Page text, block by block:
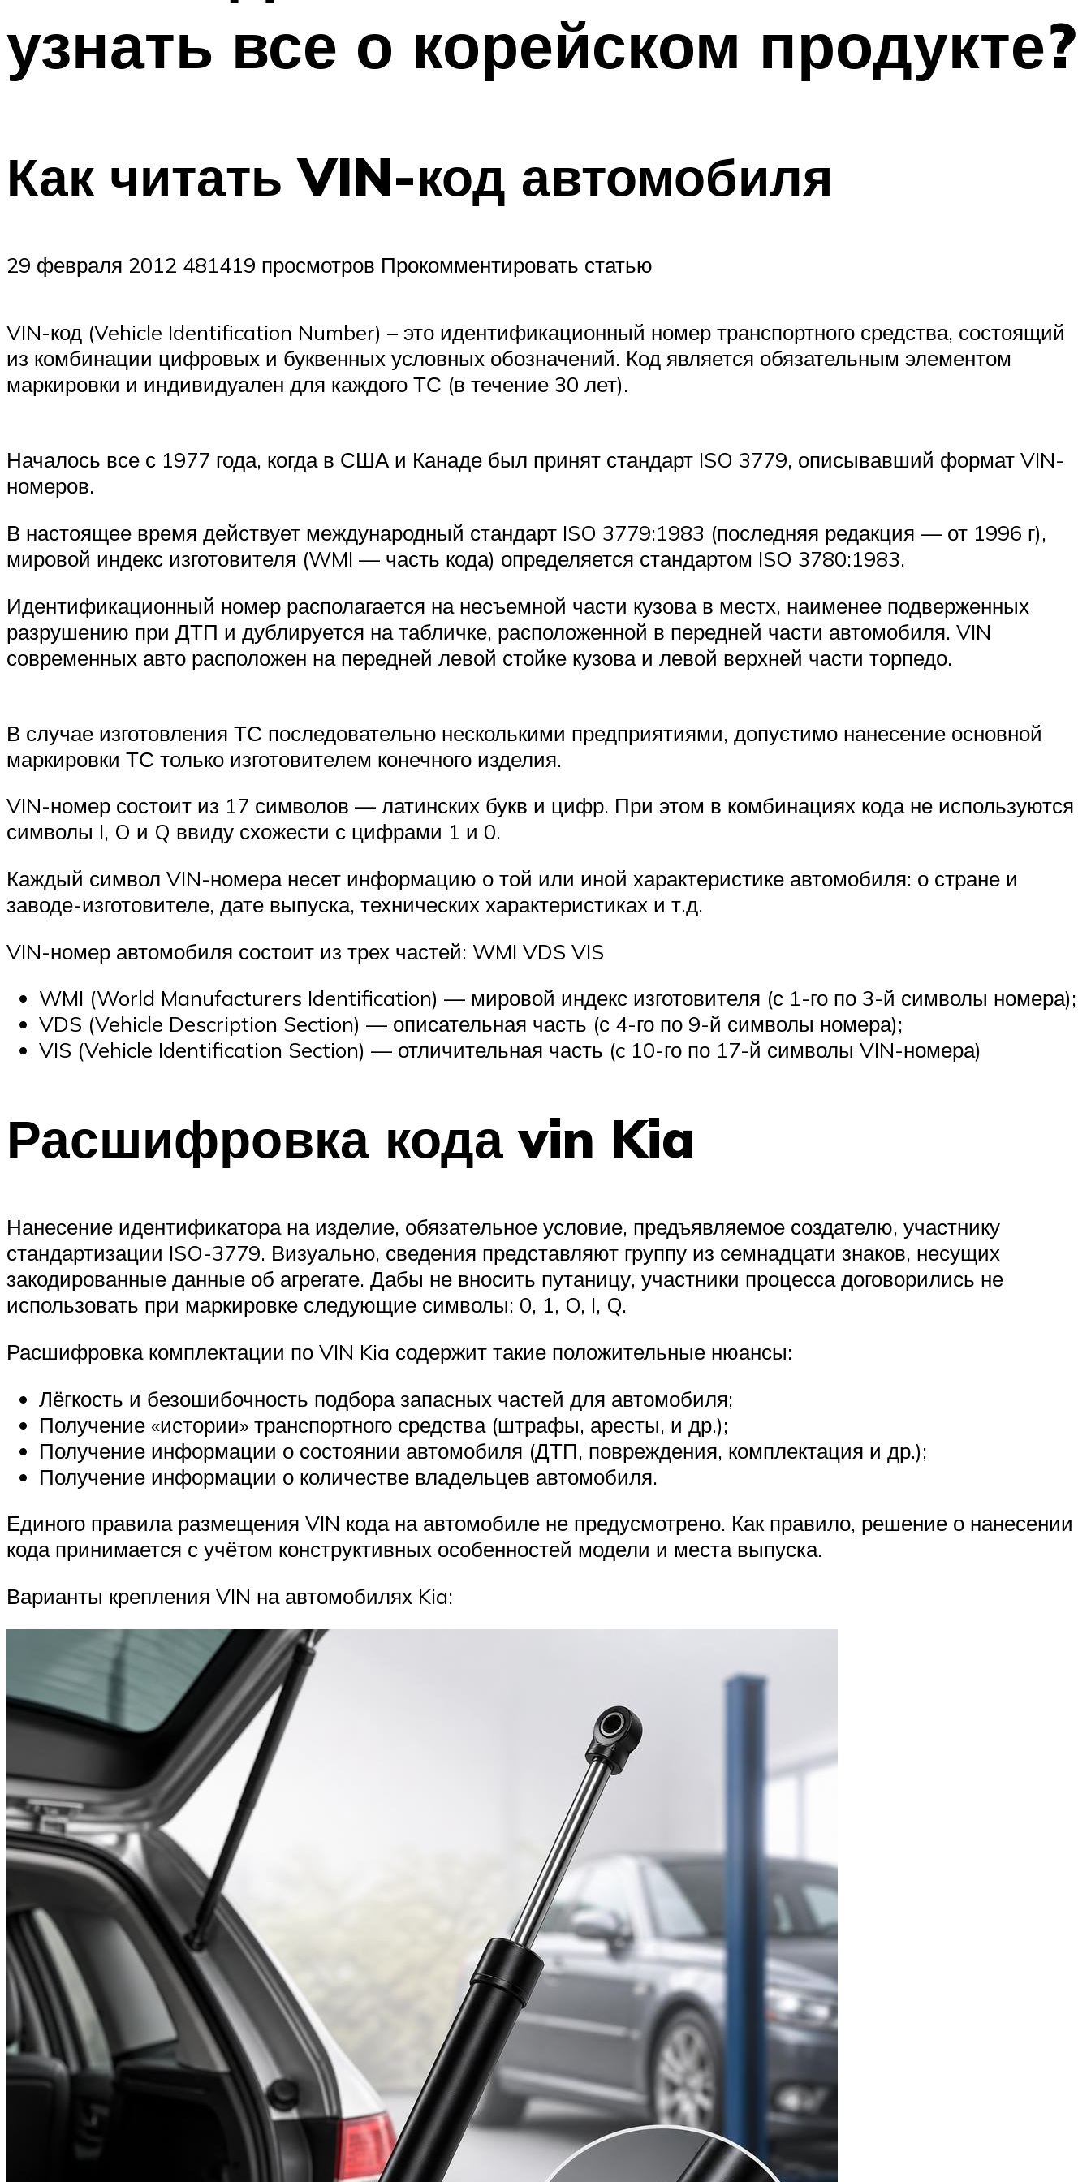
узнать все о корейском продукте?
Как читать VIN-код автомобиля
29 февраля 2012 481419 просмотров Прокомментировать статью
VIN-код (Vehicle Identification Number) – это идентификационный номер транспортного средства, состоящий
из комбинации цифровых и буквенных условных обозначений. Код является обязательным элементом
маркировки и индивидуален для каждого ТС (в течение 30 лет).
Началось все с 1977 года, когда в США и Канаде был принят стандарт ISO 3779, описывавший формат VIN-
номеров.
В настоящее время действует международный стандарт ISO 3779:1983 (последняя редакция — от 1996 г),
мировой индекс изготовителя (WMI — часть кода) определяется стандартом ISO 3780:1983.
Идентификационный номер располагается на несъемной части кузова в местх, наименее подверженных
разрушению при ДТП и дублируется на табличке, расположенной в передней части автомобиля. VIN
современных авто расположен на передней левой стойке кузова и левой верхней части торпедо.
В случае изготовления ТС последовательно несколькими предприятиями, допустимо нанесение основной
маркировки ТС только изготовителем конечного изделия.
VIN-номер состоит из 17 символов — латинских букв и цифр. При этом в комбинациях кода не используются
символы I, O и Q ввиду схожести с цифрами 1 и 0.
Каждый символ VIN-номера несет информацию о той или иной характеристике автомобиля: о стране и
заводе-изготовителе, дате выпуска, технических характеристиках и т.д.
VIN-номер автомобиля состоит из трех частей: WMI VDS VIS
WMI (World Manufacturers Identification) — мировой индекс изготовителя (с 1-го по 3-й символы номера);
VDS (Vehicle Description Section) — описательная часть (с 4-го по 9-й символы номера);
VIS (Vehicle Identification Section) — отличительная часть (c 10-го по 17-й символы VIN-номера)
Расшифровка кода vin Kia
Нанесение идентификатора на изделие, обязательное условие, предъявляемое создателю, участнику
стандартизации ISO-3779. Визуально, сведения представляют группу из семнадцати знаков, несущих
закодированные данные об агрегате. Дабы не вносить путаницу, участники процесса договорились не
использовать при маркировке следующие символы: 0, 1, O, I, Q.
Расшифровка комплектации по VIN Kia содержит такие положительные нюансы:
Лёгкость и безошибочность подбора запасных частей для автомобиля;
Получение «истории» транспортного средства (штрафы, аресты, и др.);
Получение информации о состоянии автомобиля (ДТП, повреждения, комплектация и др.);
Получение информации о количестве владельцев автомобиля.
Единого правила размещения VIN кода на автомобиле не предусмотрено. Как правило, решение о нанесении
кода принимается с учётом конструктивных особенностей модели и места выпуска.
Варианты крепления VIN на автомобилях Kia: